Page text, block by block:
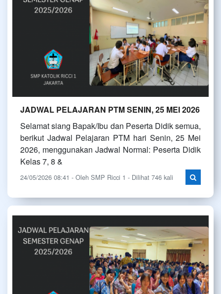
JADWAL PELAJARAN PTM SENIN, 25 MEI 2026
Selamat siang Bapak/Ibu dan Peserta Didik semua,
berikut Jadwal Pelajaran PTM hari Senin, 25 Mei
2026, menggunakan Jadwal Normal: Peserta Didik
Kelas 7, 8 &
24/05/2026 08:41 - Oleh SMP Ricci 1 - Dilihat 746 kali